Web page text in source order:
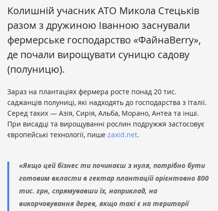
Колишній учасник АТО Микола Стецьків
разом з дружиною Іванною заснували
фермерське господарство «ФайнаBerry»,
де почали вирощувати суницю садову
(полуницю).
Зараз на плантаціях фермера росте понад 20 тис.
саджанців полуниці, які надходять до господарства з Італії.
Серед таких — Азія, Сирія, Альба, Морано, Антеа та інші.
При висадці та вирощуванні рослин подружжя застосовує
європейські технології, пише zaxid.net.
«Якщо цей бізнес ти починаєш з нуля, потрібно бути
готовим вкласти в гектар плантацій орієнтовно 800
тис. грн, спрямувавши їх, наприклад, на
викорчовування дерев, якщо такі є на території